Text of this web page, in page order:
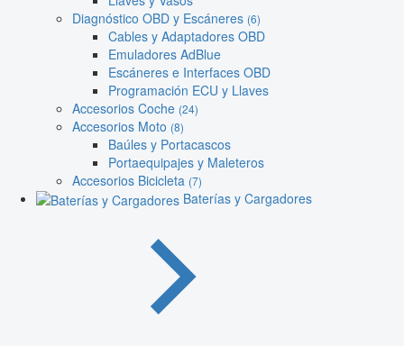
Diagnóstico OBD y Escáneres (6)
Cables y Adaptadores OBD
Emuladores AdBlue
Escáneres e Interfaces OBD
Programación ECU y Llaves
Accesorios Coche (24)
Accesorios Moto (8)
Baúles y Portacascos
Portaequipajes y Maleteros
Accesorios Bicicleta (7)
Baterías y Cargadores